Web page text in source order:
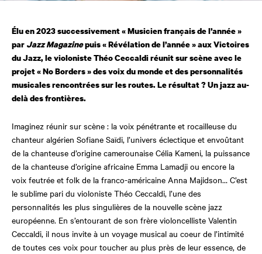
Élu en 2023 successivement « Musicien français de l’année »
par Jazz Magazinepuis « Révélation de l’année » aux Victoires
du Jazz, le violoniste Théo Ceccaldi réunit sur scène avec le
projet « No Borders » des voix du monde et des personnalités
musicales rencontrées sur les routes. Le résultat ?Un jazz au-
delà des frontières.
Imaginez réunir sur scène : la voix pénétrante et rocailleuse du
chanteur algérien Sofiane Saïdi, l’univers éclectique et envoûtant
de la chanteuse d’origine camerounaise Célia Kameni, la puissance
de la chanteuse d’origine africaine Emma Lamadji ou encore la
voix feutrée et folk de la franco-américaine Anna Majidson… C’est
le sublime pari du violoniste Théo Ceccaldi, l’une des
personnalités les plus singulières de la nouvelle scène jazz
européenne. En s’entourant de son frère violoncelliste Valentin
Ceccaldi, il nous invite à un voyage musical au coeur de l’intimité
de toutes ces voix pour toucher au plus près de leur essence, de